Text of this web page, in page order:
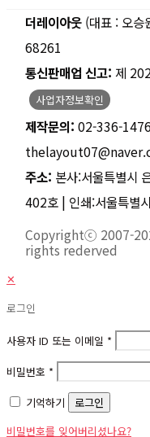
더레이아웃 (대표 : 오승
68261
통신판매업 신고: 제
사업자정보확인
제작문의: 02-336-1476
주소: 본사:서울특별시
402호 | 인쇄:서울특별
Copyrightⓒ 2007-
rights rederved
✕
로그인
사용자 ID 또는 이메일 *
비밀번호 *
기억하기
로그인
비밀번호를 잊어버리셨나요?